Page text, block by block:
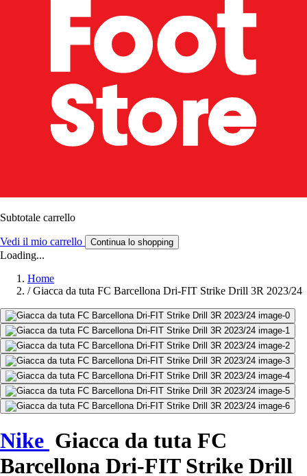
Subtotale carrello
Vedi il mio carrello Continua lo shopping
Loading...
Home
/ Giacca da tuta FC Barcellona Dri-FIT Strike Drill 3R 2023/24
Nike Giacca da tuta FC
Barcellona Dri-FIT Strike Drill